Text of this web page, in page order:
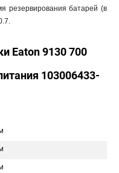
резервирования батарей (в
Eaton 9130 700
103006433-